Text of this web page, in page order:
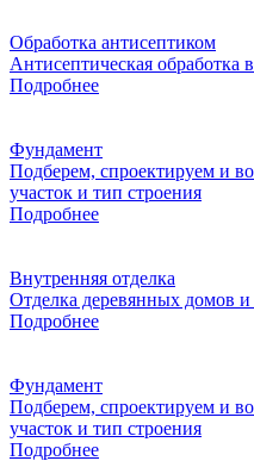
Обработка антисептиком
Антисептическая обработка
Подробнее
Фундамент
Подберем, спроектируем и
участок и тип строения
Подробнее
Внутренняя отделка
Отделка деревянных домов и
Подробнее
Фундамент
Подберем, спроектируем и
участок и тип строения
Подробнее